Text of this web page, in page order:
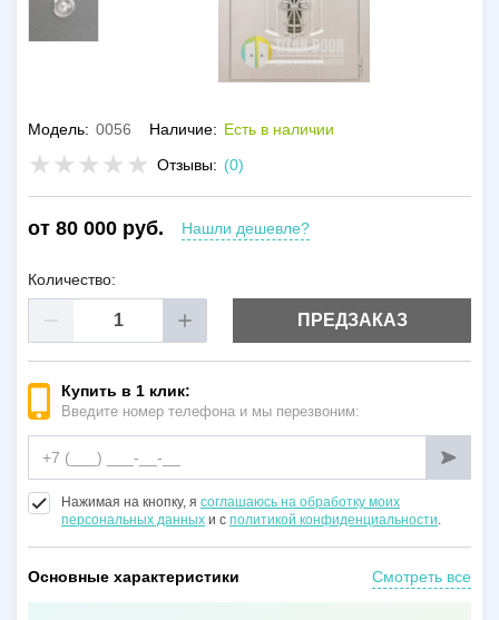
Модель: 0056 Наличие: Есть в наличии
Отзывы: (0)
от 80 000 руб. Нашли дешевле?
Количество:
ПРЕДЗАКАЗ
Купить в 1 клик:
Введите номер телефона и мы перезвоним:
Нажимая на кнопку, я соглашаюсь на обработку моих
персональных данных и с политикой конфиденциальности.
Основные характеристики Смотреть все